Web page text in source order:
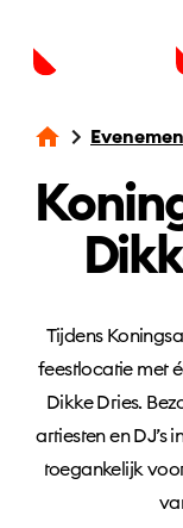
Tijdens
feestlocatie met
Dikke Dries.
artiesten en DJ’s
toegankelijk